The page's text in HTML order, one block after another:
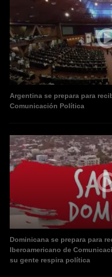
Argentina se prepara para
Comunicación Política
Dominicana se prepara para
Iberoamericano de
su gente respira política